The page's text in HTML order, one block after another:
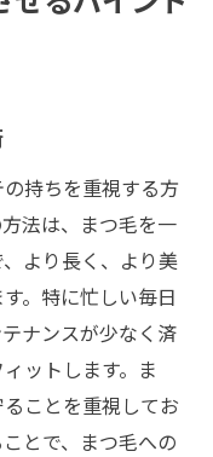
持ちを重視する方
法は、まつ毛を一
より長く、より美
。特に忙しい毎日
ナンスが少なく済
ットします。ま
ことを重視してお
とで、まつ毛への